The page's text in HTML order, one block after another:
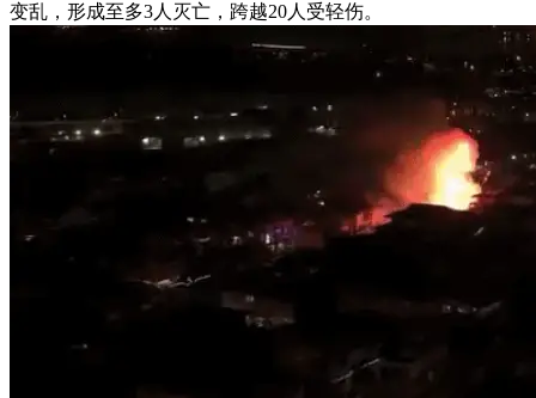
变乱，形成至多3人灭亡，跨越20人受轻伤。